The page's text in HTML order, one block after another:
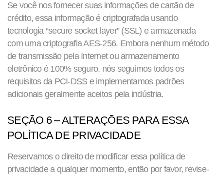
Se você nos fornecer suas informações de cartão de
crédito, essa informação é criptografada usando
tecnologia “secure socket layer” (SSL) e armazenada
com uma criptografia AES-256. Embora nenhum método
de transmissão pela Internet ou armazenamento
eletrônico é 100% seguro, nós seguimos todos os
requisitos da PCI-DSS e implementamos padrões
adicionais geralmente aceitos pela indústria.
SEÇÃO 6 – ALTERAÇÕES PARA ESSA
POLÍTICA DE PRIVACIDADE
Reservamos o direito de modificar essa política de
privacidade a qualquer momento, então por favor, revise-